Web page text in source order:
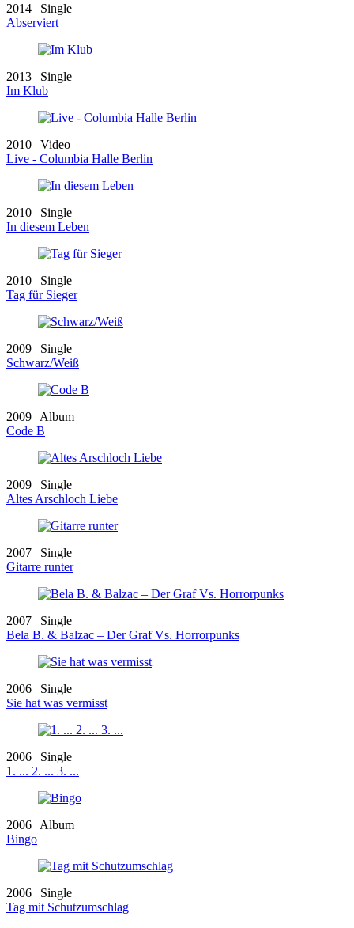
2014 | Single
Abserviert
2013 | Single
Im Klub
2010 | Video
Live - Columbia Halle Berlin
2010 | Single
In diesem Leben
2010 | Single
Tag für Sieger
2009 | Single
Schwarz/Weiß
2009 | Album
Code B
2009 | Single
Altes Arschloch Liebe
2007 | Single
Gitarre runter
2007 | Single
Bela B. & Balzac – Der Graf Vs. Horrorpunks
2006 | Single
Sie hat was vermisst
2006 | Single
1. ... 2. ... 3. ...
2006 | Album
Bingo
2006 | Single
Tag mit Schutzumschlag